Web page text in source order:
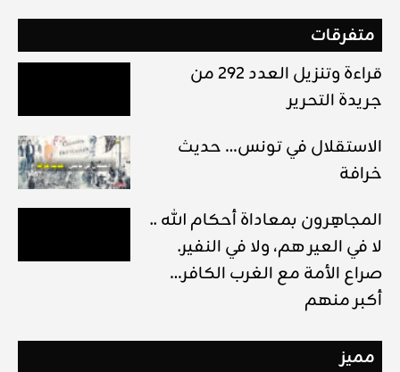
متفرقات
قراءة وتنزيل العدد 292 من
جريدة التحرير
الاستقلال في تونس… حديث
خرافة
المجاهِرون بمعاداة أحكام الله ..
لا في العير هم، ولا في النفير.
صراع الأمة مع الغرب الكافر…
أكبر منهم
مميز